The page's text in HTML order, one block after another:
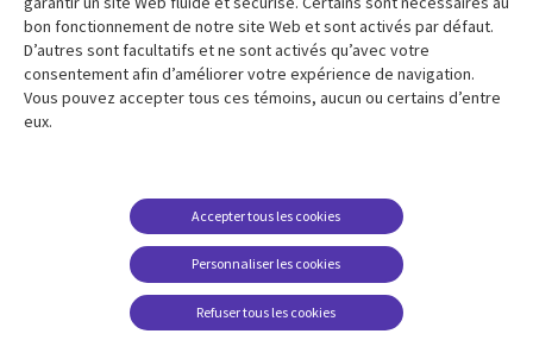
Ressources
Articles
Études de cas
Baladodiffusions
Support
Restrictions et
conditions juridiques
Carrières FAQ
Centre de gestion des
Media
Global
FR
bon fonctionnement de notre site Web et sont activés par défaut.
D’autres sont facultatifs et ne sont activés qu’avec votre
consentement afin d’améliorer votre expérience de navigation.
Vous pouvez accepter tous ces témoins, aucun ou certains d’entre
eux.
Personnaliser les cookies
Accepter tous les cookies
Refuser tous les cookies